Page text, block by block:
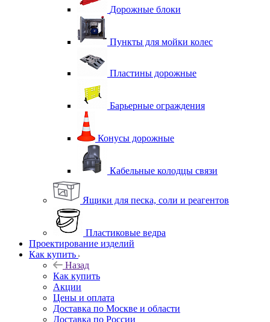
Дорожные блоки
Пункты для мойки колес
Пластины дорожные
Барьерные ограждения
Конусы дорожные
Кабельные колодцы связи
Ящики для песка, соли и реагентов
Пластиковые ведра
Проектирование изделий
Как купить
Назад
Как купить
Акции
Цены и оплата
Доставка по Москве и области
Доставка по России